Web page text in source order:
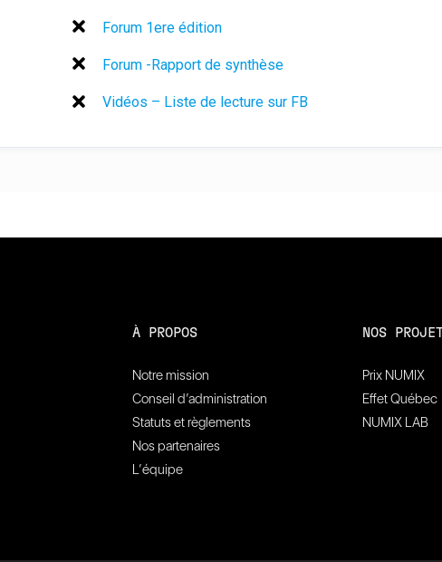
Forum 1ere édition
Forum -Rapport de synthèse
Vidéos – Liste de lecture sur FB
À PROPOS
Notre mission
Conseil d’administration
Statuts et règlements
Nos partenaires
L’équipe
NOS
Prix NUMIX
Effet Québec
NUMIX LAB